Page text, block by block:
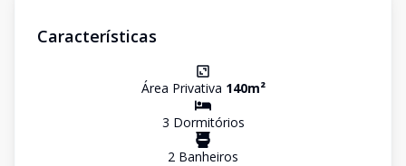
Características
Área Privativa 140m²
3 Dormitórios
2 Banheiros